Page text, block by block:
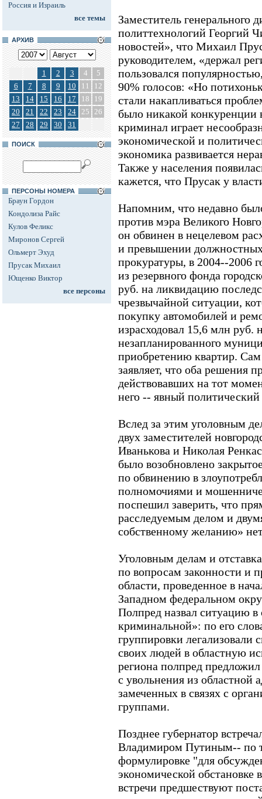
Россия и Израиль
все темы
АРХИВ
1 2 3 4
5
6
7 8 9 10 11
12
13
14 15 16 17 18
19
20
21 22 23 24 25 26
27
28 29 30 31
ПОИСК
ПЕРСОНЫ НОМЕРА
Браун Гордон
Кондолиза Райс
Кулов Феликс
Миронов Сергей
Ольмерт Эхуд
Прусак Михаил
Ющенко Виктор
все персоны
Заместитель генерального
политтехнологий Георгий
новостей», что Михаил
руководителем, «держал
пользовался
90% голосов: «Но
стали накапливаться
было никакой конкуренции
криминал играет
экономической и
экономика развивается
Также у населения
кажется, что Прусак у
Напомним, что недавно
против мэра Великого
он обвинен в нецелевом
и превышении
прокуратуры, в 2004--2006
из резервного фонда
руб. на ликвидацию
чрезвычайной ситуации,
покупку автомобилей и
израсходовал 15,6 млн руб.
незапланированного
приобретению квартир.
заявляет, что оба решения
действовавших на тот
него -- явный политический
Вслед за этим уголовным
двух заместителей
Иванькова и Николая
было возобновлено
по обвинению в
полномочиями и
поспешил заверить, что
расследуемым делом и
собственному желанию»
Уголовным делам и
по вопросам законности и
области, проведенное в
Западном федеральном
Полпред назвал ситуацию в
криминальной»: по его
группировки легализовали
своих людей в областную
региона полпред
с увольнения из областной
замеченных в связях с
группами.
Позднее губернатор
Владимиром Путиным-- по
формулировке "для
экономической обстановке
встречи предшествуют